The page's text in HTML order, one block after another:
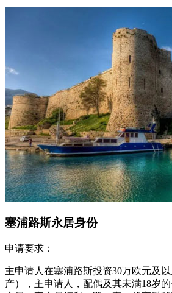
塞浦路斯永居身份
申请要求：
主申请人在塞浦路斯投资30万欧元及
产），主申请人，配偶及其未满18岁